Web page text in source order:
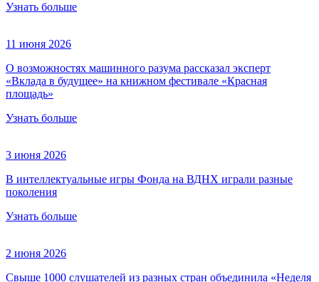
Узнать больше
11 июня 2026
О возможностях машинного разума рассказал эксперт
«Вклада в будущее» на книжном фестивале «Красная
площадь»
Узнать больше
3 июня 2026
В интеллектуальные игры Фонда на ВДНХ играли разные
поколения
Узнать больше
2 июня 2026
Свыше 1000 слушателей из разных стран объединила «Неделя